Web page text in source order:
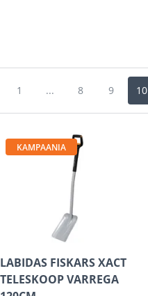
1 ... 8 9 10
KAMPAANIA
LABIDAS FISKARS XACT
TELESKOOP VARREGA